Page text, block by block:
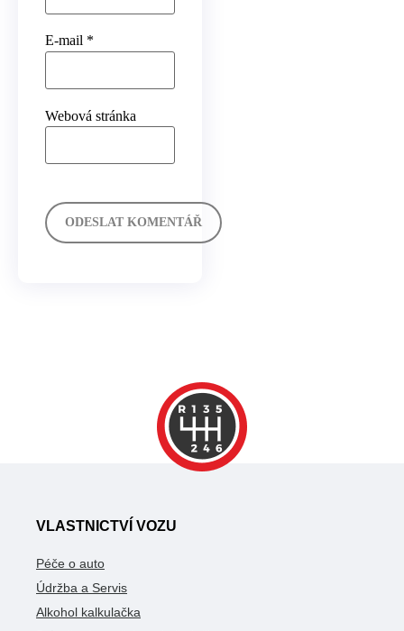
E-mail *
Webová stránka
VLASTNICTVÍ VOZU
Péče o auto
Údržba a Servis
Alkohol kalkulačka